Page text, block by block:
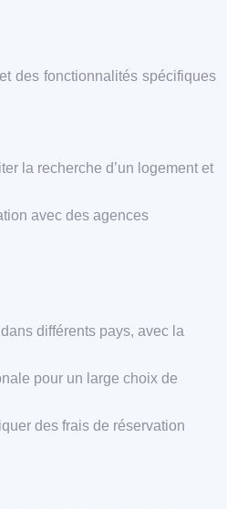
des fonctionnalités spécifiques
la recherche d’un logement et
avec des agences
différents pays, avec la
pour un large choix de
des frais de réservation